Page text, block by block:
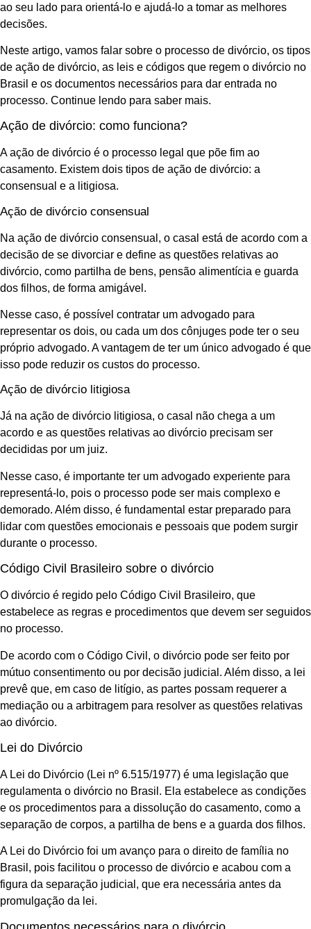
ao seu lado para orientá-lo e ajudá-lo a tomar as melhores
decisões.
Neste artigo, vamos falar sobre o processo de divórcio, os tipos
de ação de divórcio, as leis e códigos que regem o divórcio no
Brasil e os documentos necessários para dar entrada no
processo. Continue lendo para saber mais.
Ação de divórcio: como funciona?
A ação de divórcio é o processo legal que põe fim ao
casamento. Existem dois tipos de ação de divórcio: a
consensual e a litigiosa.
Ação de divórcio consensual
Na ação de divórcio consensual, o casal está de acordo com a
decisão de se divorciar e define as questões relativas ao
divórcio, como partilha de bens, pensão alimentícia e guarda
dos filhos, de forma amigável.
Nesse caso, é possível contratar um advogado para
representar os dois, ou cada um dos cônjuges pode ter o seu
próprio advogado. A vantagem de ter um único advogado é que
isso pode reduzir os custos do processo.
Ação de divórcio litigiosa
Já na ação de divórcio litigiosa, o casal não chega a um
acordo e as questões relativas ao divórcio precisam ser
decididas por um juiz.
Nesse caso, é importante ter um advogado experiente para
representá-lo, pois o processo pode ser mais complexo e
demorado. Além disso, é fundamental estar preparado para
lidar com questões emocionais e pessoais que podem surgir
durante o processo.
Código Civil Brasileiro sobre o divórcio
O divórcio é regido pelo Código Civil Brasileiro, que
estabelece as regras e procedimentos que devem ser seguidos
no processo.
De acordo com o Código Civil, o divórcio pode ser feito por
mútuo consentimento ou por decisão judicial. Além disso, a lei
prevê que, em caso de litígio, as partes possam requerer a
mediação ou a arbitragem para resolver as questões relativas
ao divórcio.
Lei do Divórcio
A Lei do Divórcio (Lei nº 6.515/1977) é uma legislação que
regulamenta o divórcio no Brasil. Ela estabelece as condições
e os procedimentos para a dissolução do casamento, como a
separação de corpos, a partilha de bens e a guarda dos filhos.
A Lei do Divórcio foi um avanço para o direito de família no
Brasil, pois facilitou o processo de divórcio e acabou com a
figura da separação judicial, que era necessária antes da
promulgação da lei.